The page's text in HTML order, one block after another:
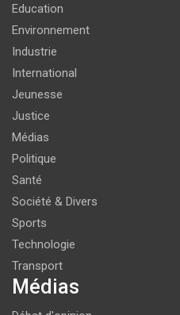
Education
Environnement
Industrie
International
Jeunesse
Justice
Médias
Politique
Santé
Société & Divers
Sports
Technologie
Transport
Médias